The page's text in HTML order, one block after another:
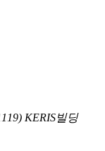
KERIS빌딩